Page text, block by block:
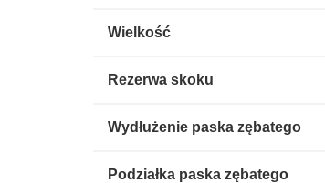
Wielkość
Rezerwa skoku
Wydłużenie paska zębatego
Podziałka paska zębatego